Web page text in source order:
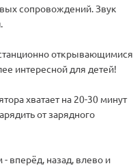
сопровождений. Звук
открывающимися
интересной для детей!
хватает на 20-30 минут
от зарядного
вперёд, назад, влево и